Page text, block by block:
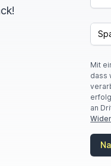
Mit
dass
an